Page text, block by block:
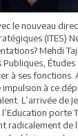
le nouveau
(ITES)
Mehdi
à ses fonctions.
à ce
L’arrivée de
porte
radicalement de